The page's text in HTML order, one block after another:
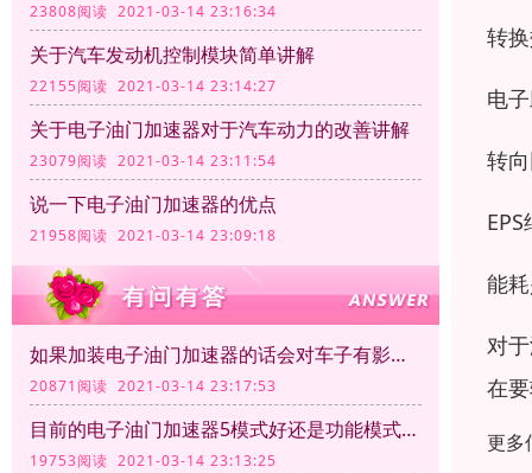
23808阅读 2021-03-14 23:16:34
关于汽车发动机控制模块简单讲解
22155阅读 2021-03-14 23:14:27
关于电子油门加速器对于汽车动力的改善讲解
23079阅读 2021-03-14 23:11:54
说一下电子油门加速器的优点
21958阅读 2021-03-14 23:09:18
如果加装电子油门加速器的话会对车子有影响吗？
20871阅读 2021-03-14 23:17:53
目前的电子油门加速器5模式好还是功能模式越多越好呢？
19753阅读 2021-03-14 23:13:25
转
电
转
能
对
在
更多